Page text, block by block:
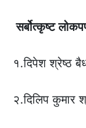
सर्बोत्कृष्ट
१.दिपेश श्रेष्ठ
२.दिलिप कुमार